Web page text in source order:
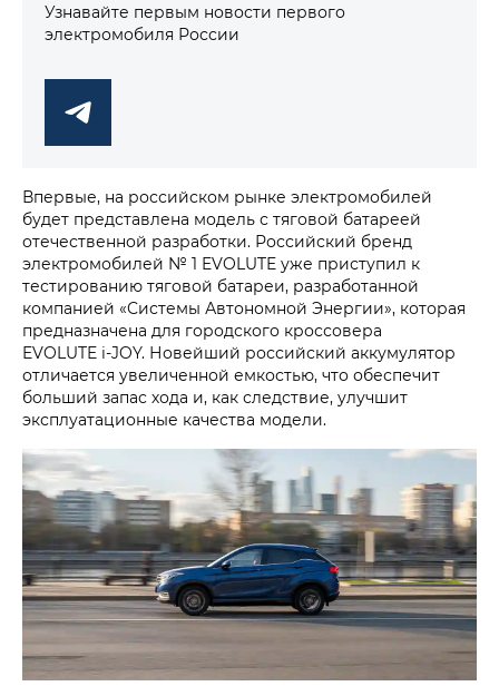
Узнавайте первым новости первого
электромобиля России
Впервые, на российском рынке электромобилей
будет представлена модель с тяговой батареей
отечественной разработки. Российский бренд
электромобилей № 1 EVOLUTE уже приступил к
тестированию тяговой батареи, разработанной
компанией «Системы Автономной Энергии», которая
предназначена для городского кроссовера
EVOLUTE i‑JOY. Новейший российский аккумулятор
отличается увеличенной емкостью, что обеспечит
больший запас хода и, как следствие, улучшит
эксплуатационные качества модели.